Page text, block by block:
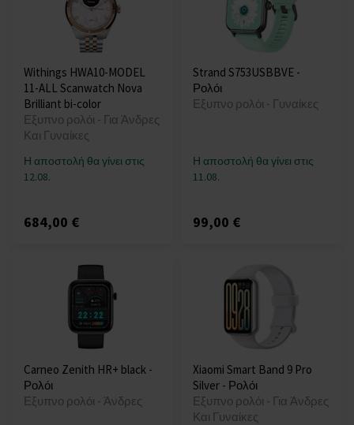
Withings HWA10-MODEL
11-ALL Scanwatch Nova
Brilliant bi-color
Εξυπνο ρολόι - Για Άνδρες
Και Γυναίκες
Η αποστολή θα γίνει στις
12.08.
684,00 €
Strand S753USBBVE -
Ρολόι
Εξυπνο ρολόι - Γυναίκες
Η αποστολή θα γίνει στις
11.08.
99,00 €
Carneo Zenith HR+ black -
Ρολόι
Εξυπνο ρολόι - Άνδρες
Xiaomi Smart Band 9 Pro
Silver - Ρολόι
Εξυπνο ρολόι - Για Άνδρες
Και Γυναίκες